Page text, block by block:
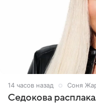
14 часов назад Соня
Седокова